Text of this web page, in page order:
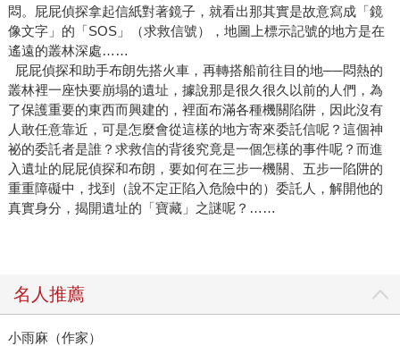
悶。屁屁偵探拿起信紙對著鏡子，就看出那其實是故意寫成「鏡
像文字」的「SOS」（求救信號），地圖上標示記號的地方是在
遙遠的叢林深處……
屁屁偵探和助手布朗先搭火車，再轉搭船前往目的地──悶熱的
叢林裡一座快要崩塌的遺址，據說那是很久很久以前的人們，為
了保護重要的東西而興建的，裡面布滿各種機關陷阱，因此沒有
人敢任意靠近，可是怎麼會從這樣的地方寄來委託信呢？這個神
祕的委託者是誰？求救信的背後究竟是一個怎樣的事件呢？而進
入遺址的屁屁偵探和布朗，要如何在三步一機關、五步一陷阱的
重重障礙中，找到（說不定正陷入危險中的）委託人，解開他的
真實身分，揭開遺址的「寶藏」之謎呢？……
名人推薦
小雨麻（作家）